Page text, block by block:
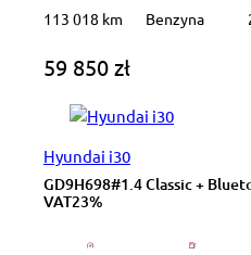
113 018 km Benzyna
59 850 zł
Hyundai i30
GD9H698#1.4 Classic +
VAT23%